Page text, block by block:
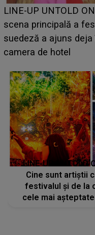
Ce a dezvăluit noua
luat prin surprindere
BĂIATUL VIZAT de
faptului împlinit, A
LINE-UP UNTOLD
Cine sunt artiștii
festivalul și de la
cele mai